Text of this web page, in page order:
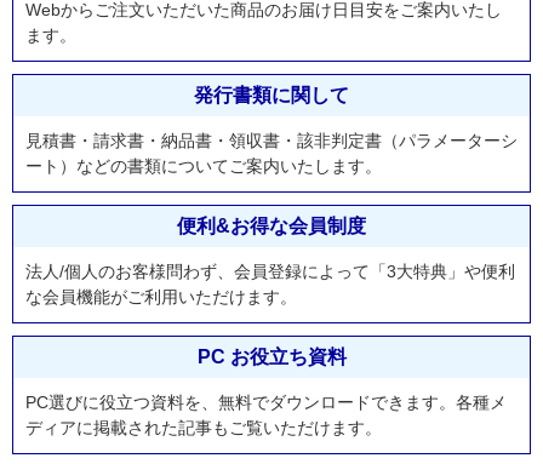
Webからご注文いただいた商品のお届け日目安をご案内いたし
ます。
発行書類に関して
見積書・請求書・納品書・領収書・該非判定書（パラメーターシ
ート）などの書類についてご案内いたします。
便利&お得な会員制度
法人/個人のお客様問わず、会員登録によって「3大特典」や便利
な会員機能がご利用いただけます。
PC お役立ち資料
PC選びに役立つ資料を、無料でダウンロードできます。各種メ
ディアに掲載された記事もご覧いただけます。